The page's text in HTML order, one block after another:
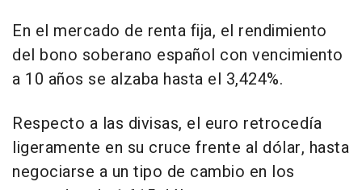
En el mercado de renta fija, el rendimiento
del bono soberano español con vencimiento
a 10 años se alzaba hasta el 3,424%.
Respecto a las divisas, el euro retrocedía
ligeramente en su cruce frente al dólar, hasta
negociarse a un tipo de cambio en los